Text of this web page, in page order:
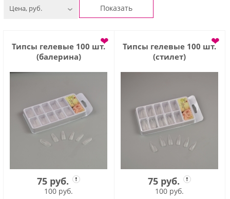
Цена, руб. Показать
Типсы гелевые 100 шт.
(балерина)
❤
75 руб.
100 руб.
Типсы гелевые 100 шт.
(стилет)
❤
75 руб.
100 руб.